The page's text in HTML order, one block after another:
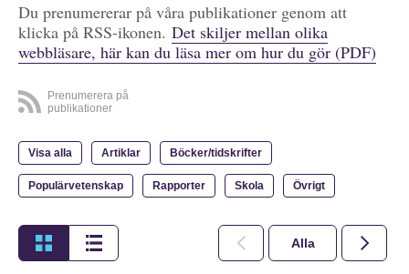
Du prenumererar på våra publikationer genom att
klicka på RSS-ikonen. Det skiljer mellan olika
webbläsare, här kan du läsa mer om hur du gör (PDF)
Prenumerera på
publikationer
Visa alla Artiklar Böcker/tidskrifter
Populärvetenskap Rapporter Skola Övrigt
Alla 2026